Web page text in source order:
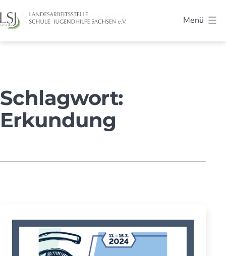
Inhalt
springen
Menü
Schlagwort:
Erkundung